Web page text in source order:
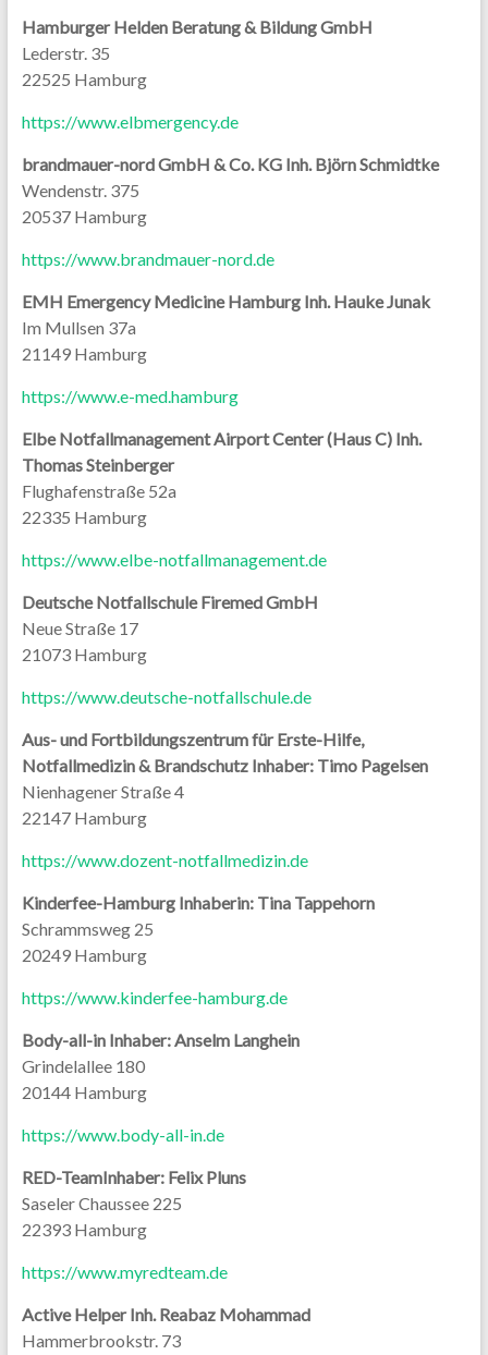
Hamburger Helden Beratung & Bildung GmbH
Lederstr. 35
22525 Hamburg
https://www.elbmergency.de
brandmauer-nord GmbH & Co. KG Inh. Björn Schmidtke
Wendenstr. 375
20537 Hamburg
https://www.brandmauer-nord.de
EMH Emergency Medicine Hamburg Inh. Hauke Junak
Im Mullsen 37a
21149 Hamburg
https://www.e-med.hamburg
Elbe Notfallmanagement Airport Center (Haus C) Inh.
Thomas Steinberger
Flughafenstraße 52a
22335 Hamburg
https://www.elbe-notfallmanagement.de
Deutsche Notfallschule Firemed GmbH
Neue Straße 17
21073 Hamburg
https://www.deutsche-notfallschule.de
Aus- und Fortbildungszentrum für Erste-Hilfe,
Notfallmedizin & Brandschutz Inhaber: Timo Pagelsen
Nienhagener Straße 4
22147 Hamburg
https://www.dozent-notfallmedizin.de
Kinderfee-Hamburg Inhaberin: Tina Tappehorn
Schrammsweg 25
20249 Hamburg
https://www.kinderfee-hamburg.de
Body-all-in Inhaber: Anselm Langhein
Grindelallee 180
20144 Hamburg
https://www.body-all-in.de
RED-TeamInhaber: Felix Pluns
Saseler Chaussee 225
22393 Hamburg
https://www.myredteam.de
Active Helper Inh. Reabaz Mohammad
Hammerbrookstr. 73